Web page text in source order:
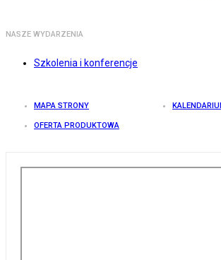
NASZE WYDARZENIA
Szkolenia i konferencje
MAPA STRONY
OFERTA PRODUKTOWA